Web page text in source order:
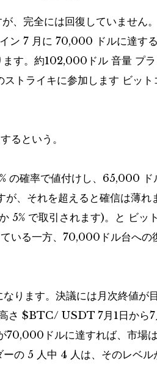
、完全には回復していません。
ン 7 月に 70,000 ドルに達す
ます。約102,000ドル 音量 プラ
ストライキに参加します ビット
るという。
の確率で値付けし、65,000 ド
、それを超えると確信は薄れ
5% で取引されます)。と ビッ
いる一方、70,000ドル台への
ります。決議には月次終値が
さ $BTC/ USDT 7月1日から7
70,000ドルに達すれば、市場は
ーの 5 人中 4 人は、そのレベル